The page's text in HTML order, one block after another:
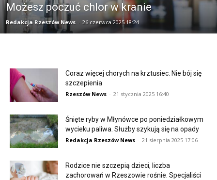
Możesz poczuć chlor w kranie
Redakcja Rzeszów News - 26 czerwca 2025 18:24
Coraz więcej chorych na krztusiec. Nie bój się
szczepienia
Rzeszów News - 21 stycznia 2025 16:40
Śnięte ryby w Młynówce po poniedziałkowym
wycieku paliwa. Służby szykują się na opady
Redakcja Rzeszów News - 21 sierpnia 2025 17:06
Rodzice nie szczepią dzieci, liczba
zachorowań w Rzeszowie rośnie. Specjaliści